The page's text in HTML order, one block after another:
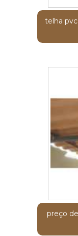
telha
preço